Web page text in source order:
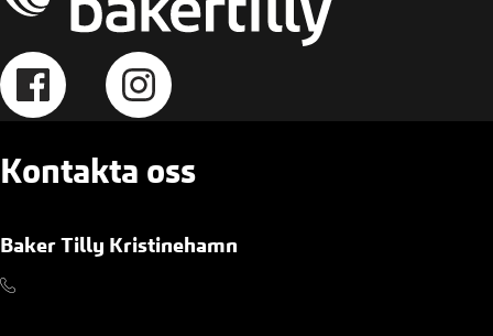
Kontakta oss
Baker Tilly Kristinehamn